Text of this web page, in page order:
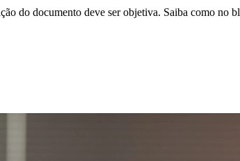
do documento deve ser objetiva. Saiba como no